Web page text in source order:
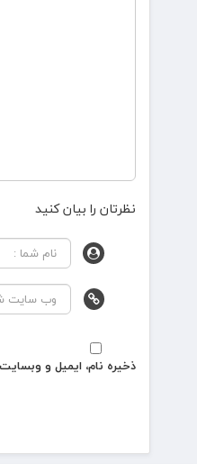
نظرتان را بیان کنید
ذخیره نام، ایمیل و